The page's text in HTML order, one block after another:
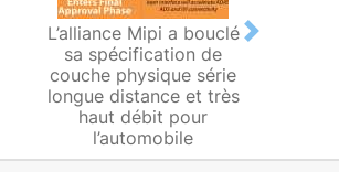
L’alliance Mipi a bouclé
sa spécification de
couche physique série
longue distance et très
haut débit pour
l’automobile
Next